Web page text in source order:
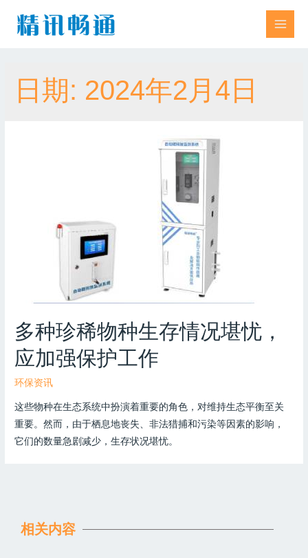
日期: 2024年2月4日
多种珍稀物种生存情况堪忧，
应加强保护工作
环保资讯
这些物种在生态系统中扮演着重要的角色，对维持生态平衡至关
重要。然而，由于栖息地丧失、非法猎捕和污染等因素的影响，
它们的数量急剧减少，生存状况堪忧。
相关内容